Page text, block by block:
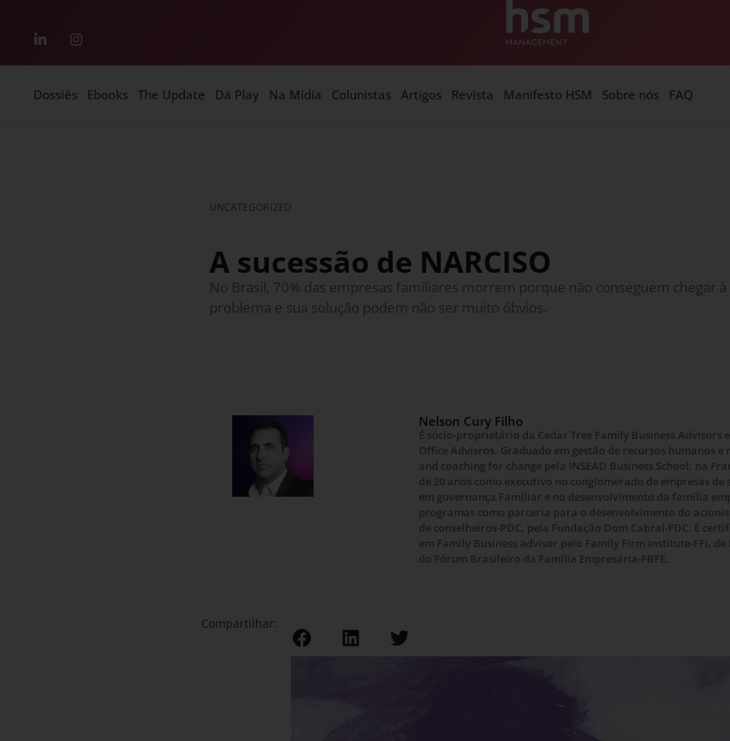
Dossiês Ebooks The Update Dá Play Na Mídia Colunistas Artigos Revista Manifesto HSM Sobre nós FAQ
UNCATEGORIZED
A sucessão de NARCISO
No Brasil, 70% das empresas familiares morrem porque não conseguem chegar à
problema e sua solução podem não ser muito óbvios.
Nelson Cury Filho
É sócio-proprietário da Cedar Tree Family Business Advisors
Office Advisros. Graduado em gestão de recursos humanos
and coaching for change pela INSEAD Business School, na
de 20 anos como executivo no conglomerado de empresas
em governança Familiar e no desenvolvimento da família
programas como parceria para o desenvolvimento do
de conselheiros-PDC, pela Fundação Dom Cabral-FDC. É
em Family Business advisor pelo Family Firm Institute-FFI, de
do Fórum Brasileiro da Família Empresária-FBFE.
Compartilhar: